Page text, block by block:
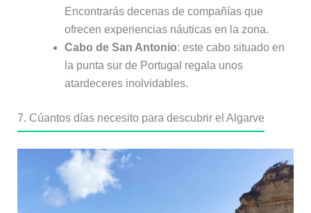
Encontrarás decenas de compañías que
ofrecen experiencias náuticas en la zona.
Cabo de San Antonio: este cabo situado en
la punta sur de Portugal regala unos
atardeceres inolvidables.
7. Cúantos días necesito para descubrir el Algarve